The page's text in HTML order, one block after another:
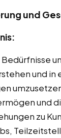
und
und
und
zu